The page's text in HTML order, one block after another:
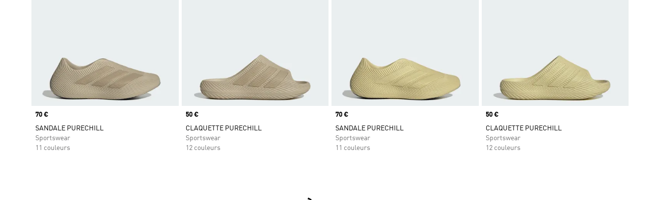
Prix
70 €
SANDALE PURECHILL
Sportswear
11 couleurs
Prix
50 €
CLAQUETTE PURECHILL
Sportswear
12 couleurs
Prix
70 €
SANDALE PURECHILL
Sportswear
11 couleurs
Prix
50 €
CLAQUETTE PURECHILL
Sportswear
12 couleurs